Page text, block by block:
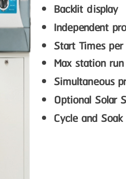
Backlit display
Independent
Start Times
Max station
Simultaneous
Optional Solar
Cycle and